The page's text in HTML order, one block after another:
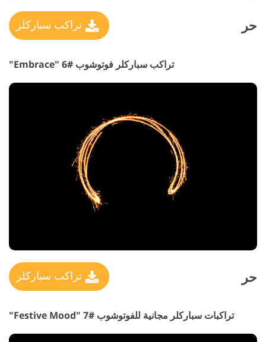
حر تراكب سباركلر
تراكب سباركلر فوتوشوب #6 "Embrace"
حر تراكب سباركلر
تراكبات سباركلر مجانية للفوتوشوب #7 "Festive Mood"